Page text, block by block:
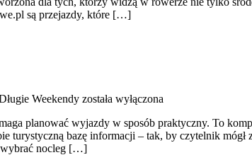
są przejazdy, które […]
Weekendy została wyłączona
planować wyjazdy w sposób praktyczny. To
turystyczną bazę informacji – tak, by czytelnik mógł
wybrać nocleg […]